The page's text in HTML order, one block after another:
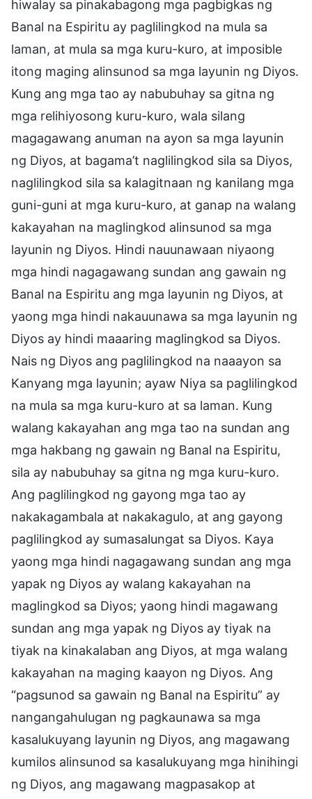
hiwalay sa pinakabagong mga pagbigkas ng
Banal na Espiritu ay paglilingkod na mula sa
laman, at mula sa mga kuru-kuro, at imposible
itong maging alinsunod sa mga layunin ng Diyos.
Kung ang mga tao ay nabubuhay sa gitna ng
mga relihiyosong kuru-kuro, wala silang
magagawang anuman na ayon sa mga layunin
ng Diyos, at bagama’t naglilingkod sila sa Diyos,
naglilingkod sila sa kalagitnaan ng kanilang mga
guni-guni at mga kuru-kuro, at ganap na walang
kakayahan na maglingkod alinsunod sa mga
layunin ng Diyos. Hindi nauunawaan niyaong
mga hindi nagagawang sundan ang gawain ng
Banal na Espiritu ang mga layunin ng Diyos, at
yaong mga hindi nakauunawa sa mga layunin ng
Diyos ay hindi maaaring maglingkod sa Diyos.
Nais ng Diyos ang paglilingkod na naaayon sa
Kanyang mga layunin; ayaw Niya sa paglilingkod
na mula sa mga kuru-kuro at sa laman. Kung
walang kakayahan ang mga tao na sundan ang
mga hakbang ng gawain ng Banal na Espiritu,
sila ay nabubuhay sa gitna ng mga kuru-kuro.
Ang paglilingkod ng gayong mga tao ay
nakakagambala at nakakagulo, at ang gayong
paglilingkod ay sumasalungat sa Diyos. Kaya
yaong mga hindi nagagawang sundan ang mga
yapak ng Diyos ay walang kakayahan na
maglingkod sa Diyos; yaong hindi magawang
sundan ang mga yapak ng Diyos ay tiyak na
tiyak na kinakalaban ang Diyos, at mga walang
kakayahan na maging kaayon ng Diyos. Ang
“pagsunod sa gawain ng Banal na Espiritu” ay
nangangahulugan ng pagkaunawa sa mga
kasalukuyang layunin ng Diyos, ang magawang
kumilos alinsunod sa kasalukuyang mga hinihingi
ng Diyos, ang magawang magpasakop at